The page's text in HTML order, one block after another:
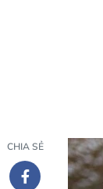
CHIA SẺ